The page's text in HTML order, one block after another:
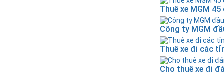
Thuê xe MGM
Công ty MGM
Thuê xe đi các
Cho thuê xe đi